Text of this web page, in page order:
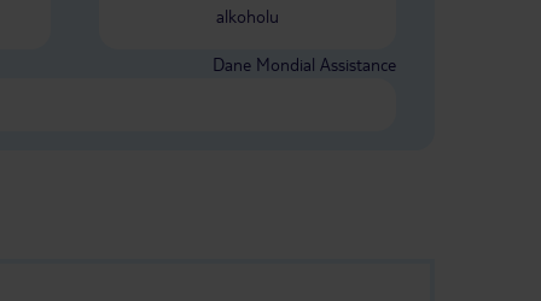
alkoholu
Dane Mondial Assistance